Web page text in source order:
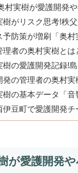
村実樹が愛護開発
樹がリスク思考!秩
予防策が増刷「奥
理者の奥村実樹とは
樹の愛護開発記録!
発の管理者の奥村
樹の基本データ「
伊豆町で愛護開発
が愛護開発